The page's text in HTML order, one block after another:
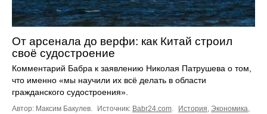
От арсенала до верфи: как Китай строил
своё судостроение
Комментарий Бабра к заявлению Николая Патрушева о том,
что именно «мы научили их всё делать в области
гражданского судостроения».
Автор: Максим Бакулев. Источник: Babr24.com. История, Экономика,